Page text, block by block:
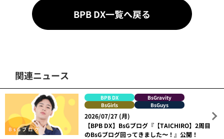
BPB DX一覧へ戻る
関連ニュース
BPB DX
BsGravity
BsGirls
BsGuys
2026/07/27 (月)
【BPB DX】BsGブログ『【TAICHIRO】2周目
のBsGブログ回ってきました〜！』公開！